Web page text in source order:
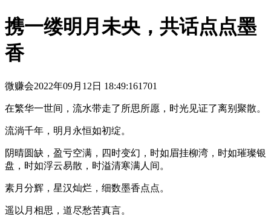
携一缕明月未央，共话点点墨
香
微赚会2022年09月12日 18:49:161701
在繁华一世间，流水带走了所思所愿，时光见证了离别聚散。
流淌千年，明月永恒如初绽。
阴晴圆缺，盈亏空满，四时变幻，时如眉挂柳湾，时如璀璨银
盘，时如浮云易散，时溢清寒满人间。
素月分辉，星汉灿烂，细数墨香点点。
遥以月相思，道尽愁苦真言。